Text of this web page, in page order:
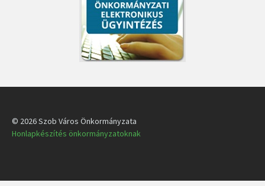
© 2026 Szob Város Önkormányzata
Honlapkészítés önkormányzatoknak